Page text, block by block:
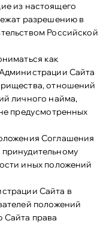
из настоящего
разрешению в
Российской
как
Сайта
отношений
личного найма,
предусмотренных
Соглашения
иных положений
Сайта в
положений
права